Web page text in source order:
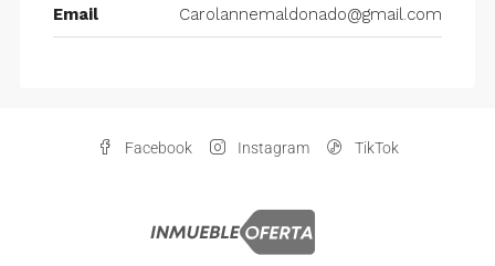
Email Carolannemaldonado@gmail.com
Facebook Instagram TikTok